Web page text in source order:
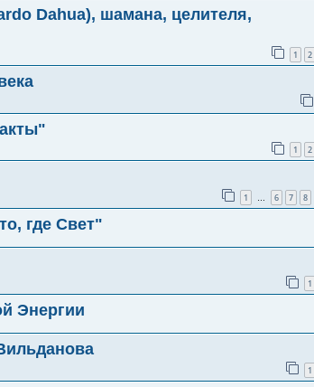
Dahua), шамана, целителя,
1 2
1 2
1 … 6 7 8
где Свет"
1
Энергии
1